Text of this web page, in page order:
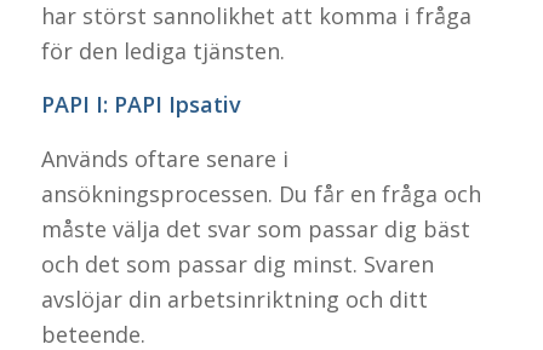
har störst sannolikhet att komma i fråga
för den lediga tjänsten.
PAPI I: PAPI Ipsativ
Används oftare senare i
ansökningsprocessen. Du får en fråga och
måste välja det svar som passar dig bäst
och det som passar dig minst. Svaren
avslöjar din arbetsinriktning och ditt
beteende.